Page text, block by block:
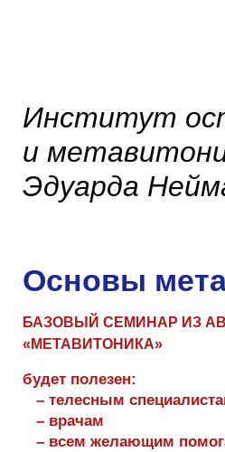
Институт
и
Эдуарда
Основы
БАЗОВЫЙ СЕМИНАР ИЗ
«МЕТАВИТОНИКА»
будет полезен:
– телесным
– врачам
– всем желающим